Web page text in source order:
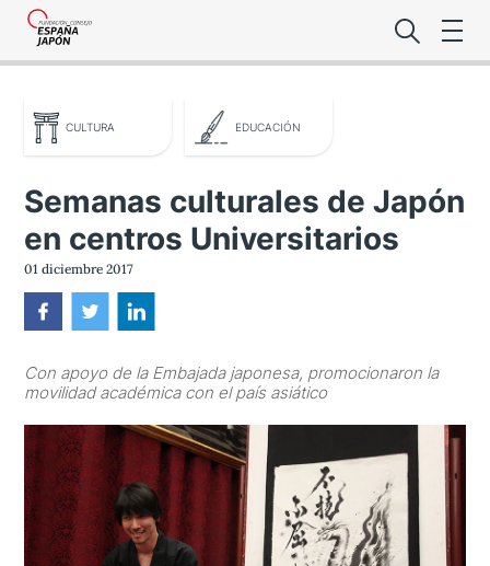
Lo último de la
Premio de
Noticias
CULTURA EDUCACIÓN
Semanas culturales de Japón
en centros Universitarios
01 diciembre 2017
Con apoyo de la Embajada japonesa, promocionaron la
movilidad académica con el país asiático